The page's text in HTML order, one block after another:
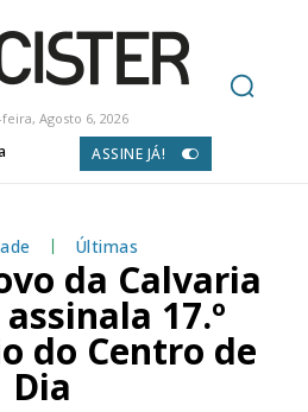
Agosto 6, 2026
ASSINE JÁ!
Últimas
da Calvaria
17.º
do Centro de
Dia